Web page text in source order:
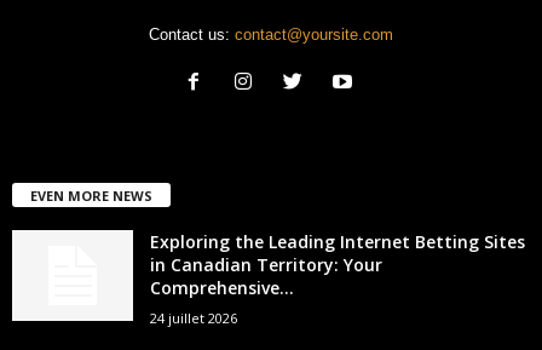
Contact us: contact@yoursite.com
EVEN MORE NEWS
Exploring the Leading Internet Betting Sites
in Canadian Territory: Your
Comprehensive...
24 juillet 2026